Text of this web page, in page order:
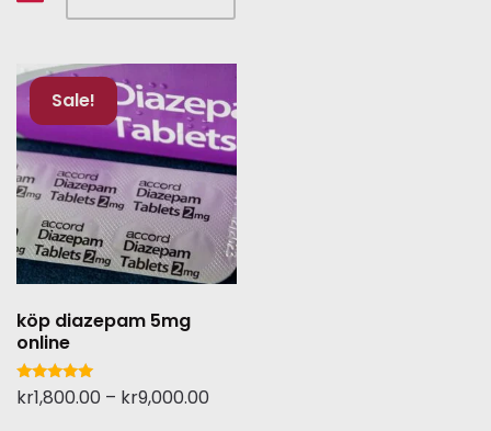
Sale!
köp diazepam 5mg
online
Betygsatt
5.00
kr1,800.00 – kr9,000.00